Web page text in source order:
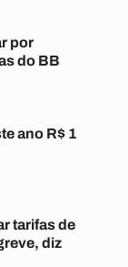
por
do BB
ano R$ 1
tarifas de
diz